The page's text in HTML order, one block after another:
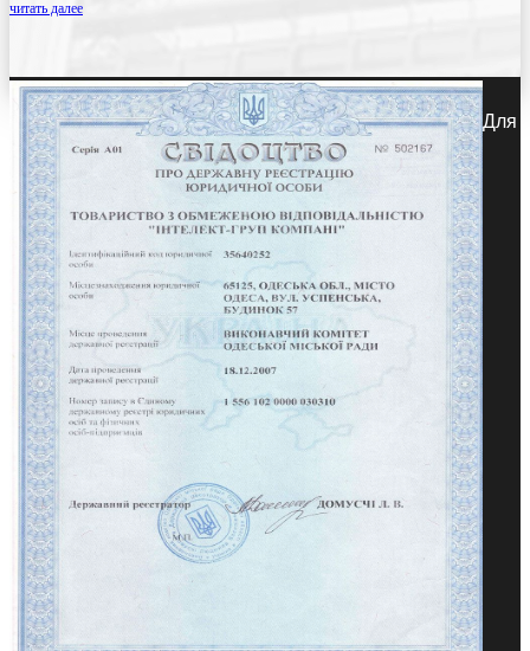
читать далее
Для